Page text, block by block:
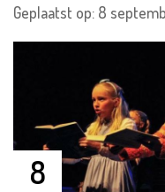
Geplaatst op: 8
8